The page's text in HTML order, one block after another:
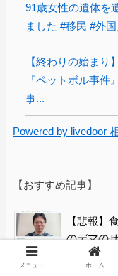
91歳女性の遺体を
ました #移民 #外国
【終わりの始まり
『ペットボル事
事...
Powered by livedoor
【おすすめ記事】
【悲報】
のデマの
【画像あ
メニュー ホーム